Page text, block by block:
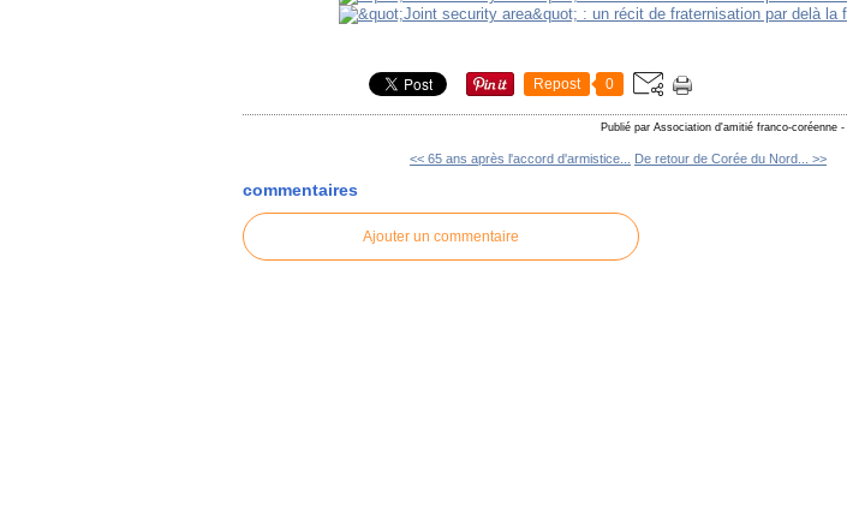
Repost 0
Publié par Association d'amitié franco-coréenne -
<< 65 ans après l'accord d'armistice... De retour de Corée du Nord... >>
commentaires
Ajouter un commentaire